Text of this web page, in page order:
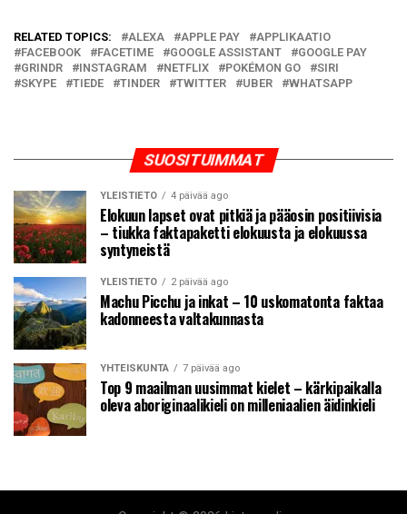
RELATED TOPICS: ALEXA APPLE PAY
APPLIKAATIO
FACEBOOK
FACETIME GOOGLE ASSISTANT
GOOGLE PAY
GRINDR
INSTAGRAM NETFLIX POKÉMON GO
SIRI
SKYPE
TIEDE TINDER TWITTER UBER WHATSAPP
SUOSITUIMMAT
YLEISTIETO 4 päivää ago
Elokuun lapset ovat pitkiä ja pääosin positiivisia
– tiukka faktapaketti elokuusta ja elokuussa
syntyneistä
YLEISTIETO 2 päivää ago
Machu Picchu ja inkat – 10 uskomatonta faktaa
kadonneesta valtakunnasta
YHTEISKUNTA 7 päivää ago
Top 9 maailman uusimmat kielet – kärkipaikalla
oleva aboriginaalikieli on milleniaalien äidinkieli